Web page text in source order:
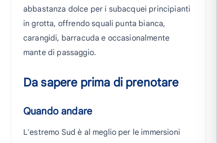
abbastanza dolce per i subacquei principianti
in grotta, offrendo squali punta bianca,
carangidi, barracuda e occasionalmente
mante di passaggio.
Da sapere prima di prenotare
Quando andare
L'estremo Sud è al meglio per le immersioni